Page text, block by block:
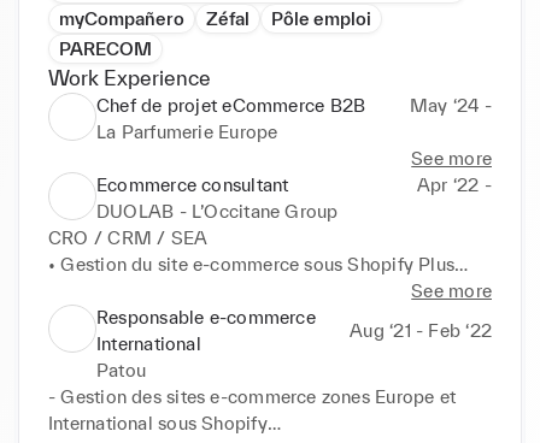
myCompañero
Zéfal
Pôle emploi
PARECOM
Work Experience
Chef de projet eCommerce B2B
May ‘24 -
La Parfumerie Europe
See more
Ecommerce consultant
Apr ‘22 -
DUOLAB - L’Occitane Group
CRO / CRM / SEA
• Gestion du site e-commerce sous Shopify Plus
• Pilotage du CRM
• CRO : Optimisation de l'expérience client, A/B
• Suivi des KPIs business et reporting
See more
Responsable e-commerce
International
Aug ‘21 - Feb ‘22
Patou
- Gestion des sites e-commerce zones Europe et
International sous Shopify